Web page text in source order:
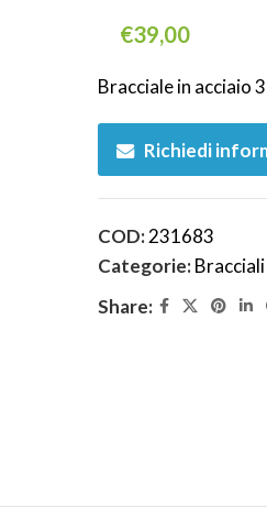
€39,00
Bracciale in acciaio
Richiedi
COD:231683
Categorie:Bracciali
Share: